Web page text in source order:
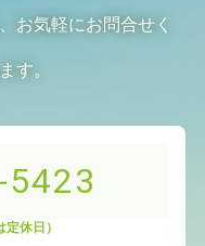
お気軽にお問合せく
す。
休日）